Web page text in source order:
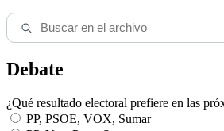
Debate
¿Qué resultado electoral prefiere en las
PP, PSOE, VOX, Sumar